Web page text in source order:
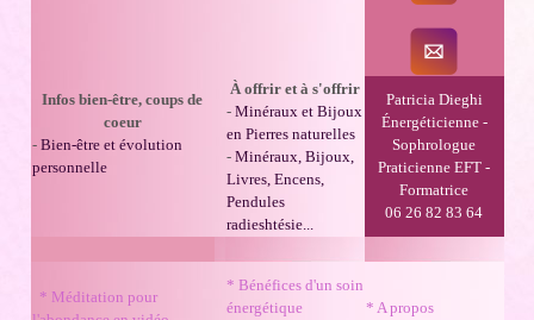
Infos bien-être, coups de
coeur
- Bien-être et évolution
personnelle
À offrir et à s'offrir
- Minéraux et Bijoux
en Pierres naturelles
- Minéraux, Bijoux,
Livres, Encens,
Pendules
radieshtésie...
Patricia Dieghi
Énergéticienne -
Sophrologue
Praticienne EFT -
Formatrice
06 26 82 83 64
* Méditation pour
* Bénéfices d'un soin
énergétique
* A propos